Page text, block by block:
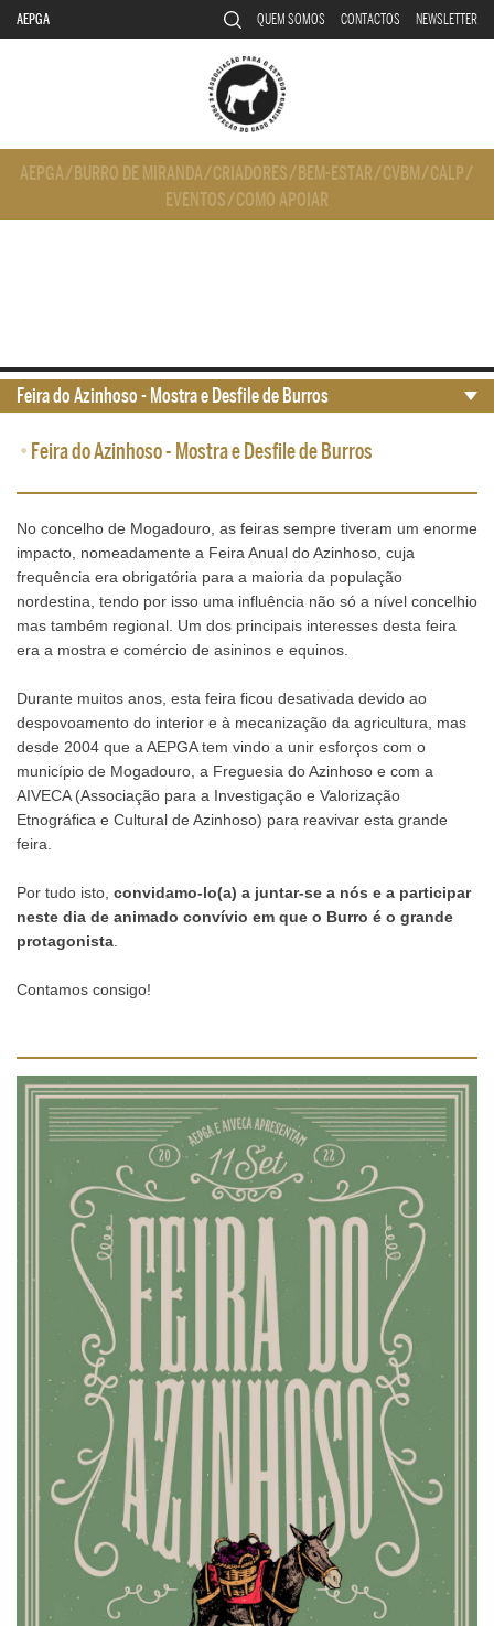
AEPGA QUEM SOMOS CONTACTOS NEWSLETTER
AEPGA/ BURRO DE MIRANDA/CRIADORES/ BEM-ESTAR/CVBM/CALP/
EVENTOS/COMO APOIAR
• Feira do Azinhoso - Mostra e Desfile de Burros
No concelho de Mogadouro, as feiras sempre tiveram um enorme
impacto, nomeadamente a Feira Anual do Azinhoso, cuja
frequência era obrigatória para a maioria da população
nordestina, tendo por isso uma influência não só a nível concelhio
mas também regional. Um dos principais interesses desta feira
era a mostra e comércio de asininos e equinos.
Durante muitos anos, esta feira ficou desativada devido ao
despovoamento do interior e à mecanização da agricultura, mas
desde 2004 que a AEPGA tem vindo a unir esforços com o
município de Mogadouro, a Freguesia do Azinhoso e com a
AIVECA (Associação para a Investigação e Valorização
Etnográfica e Cultural de Azinhoso) para reavivar esta grande
feira.
Por tudo isto, convidamo-lo(a) a juntar-se a nós e a participar
neste dia de animado convívio em que o Burro é o grande
protagonista
Contamos consigo!
Feira do Azinhoso - Mostra e Desfile de Burros